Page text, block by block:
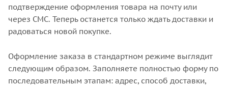
подтверждение оформления товара на почту или
через СМС. Теперь останется только ждать доставки и
радоваться новой покупке.
Оформление заказа в стандартном режиме выглядит
следующим образом. Заполняете полностью форму по
последовательным этапам: адрес, способ доставки,